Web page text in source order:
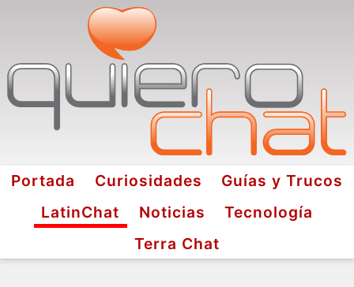
Portada Curiosidades
Guías y Trucos
LatinChat
Noticias
Tecnología
Terra Chat